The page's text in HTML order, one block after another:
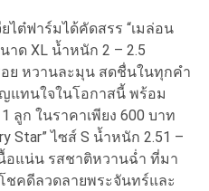
ต๋ฟาร์มได้คัดสรร “เมล่อน
าด XL น้ำหนัก 2 – 2.5
ย หวานละมุน สดชื่นในทุกคำ
แทนใจในโอกาสนี้ พร้อม
ลูก ในราคาเพียง 600 บาท
Star” ไซส์ S น้ำหนัก 2.51 –
อแน่น รสชาติหวานฉ่ำ ที่มา
คดีลวดลายพระจันทร์และ